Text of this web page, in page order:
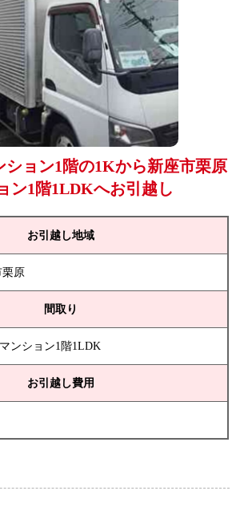
ション1階の1Kから新座市栗原
ン1階1LDKへお引越し
お引越し地域
原
間取り
ンション1階1LDK
お引越し費用